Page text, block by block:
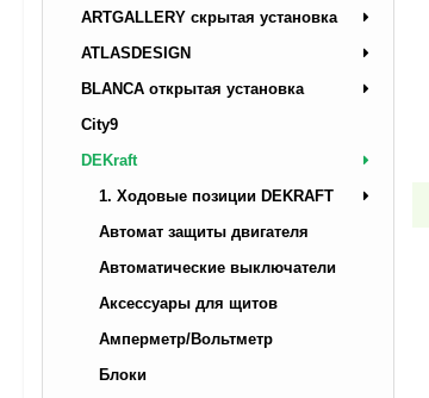
ARTGALLERY скрытая установка
ATLASDESIGN
BLANCA открытая установка
City9
DEKraft
1. Ходовые позиции DEKRAFT
Автомат защиты двигателя
Автоматические выключатели
Аксессуары для щитов
Амперметр/Вольтметр
Блоки